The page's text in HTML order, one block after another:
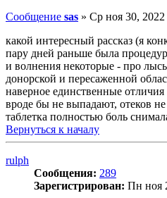
Сообщение sas » Ср ноя 30, 2022
какой интересный рассказ (я
пару дней раньше была
и волнения некоторые - про
донорской и пересаженной
наверное единственные
вроде бы не выпадают, отеков
таблетка полностью боль
Вернуться к началу
rulph
Сообщения: 289
Зарегистрирован: Пн ноя